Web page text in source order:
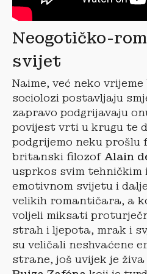
Neogotičko-
svijet
Naime, već neko
sociolozi postavljaju
zapravo podgrijavaju
povijest vrti u krugu te
podgrijemo neku prošlu
britanski filozof Alain
usprkos svim tehničkim
emotivnom svijetu i
velikih romantičara, a
voljeli miksati
strah i ljepota, mrak i
su veličali neshvaćene
strane, još uvijek je